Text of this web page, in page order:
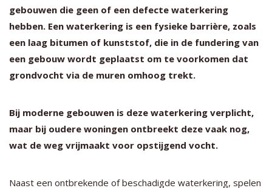
gebouwen die geen of een defecte waterkering
hebben. Een waterkering is een fysieke barrière, zoals
een laag bitumen of kunststof, die in de fundering van
een gebouw wordt geplaatst om te voorkomen dat
grondvocht via de muren omhoog trekt.
Bij moderne gebouwen is deze waterkering verplicht,
maar bij oudere woningen ontbreekt deze vaak nog,
wat de weg vrijmaakt voor opstijgend vocht.
Naast een ontbrekende of beschadigde waterkering, spelen